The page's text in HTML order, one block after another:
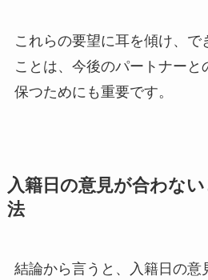
これらの要望に耳を傾け、で
ことは、今後のパートナーと
保つためにも重要です。
入籍日の意見が合わな
法
結論から言うと、入籍日の意